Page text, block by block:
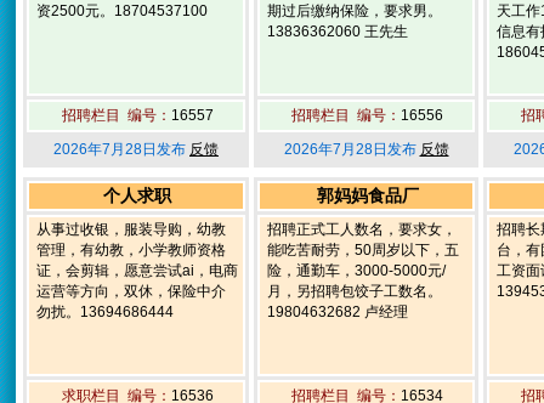
资2500元。18704537100
招聘栏目 编号： 16557
2026年7月28日发布 反馈
期过后缴纳保险，要求男。
13836362060 王先生
招聘栏目 编号： 16556
2026年7月28日发布 反馈
天工
信息有
招
个人求职
从事过收银，服装导购，幼教
管理，有幼教，小学教师资格
证，会剪辑，愿意尝试ai，电商
运营等方向，双休，保险中介
勿扰。13694686444
求职栏目 编号： 16536
郭妈妈食品厂
招聘正式工人数名，要求女，
能吃苦耐劳，50周岁以下，五
险，通勤车，3000-5000元/
月，另招聘包饺子工数名。
19804632682 卢经理
招聘栏目 编号： 16534
招聘长
台，
工资面
招